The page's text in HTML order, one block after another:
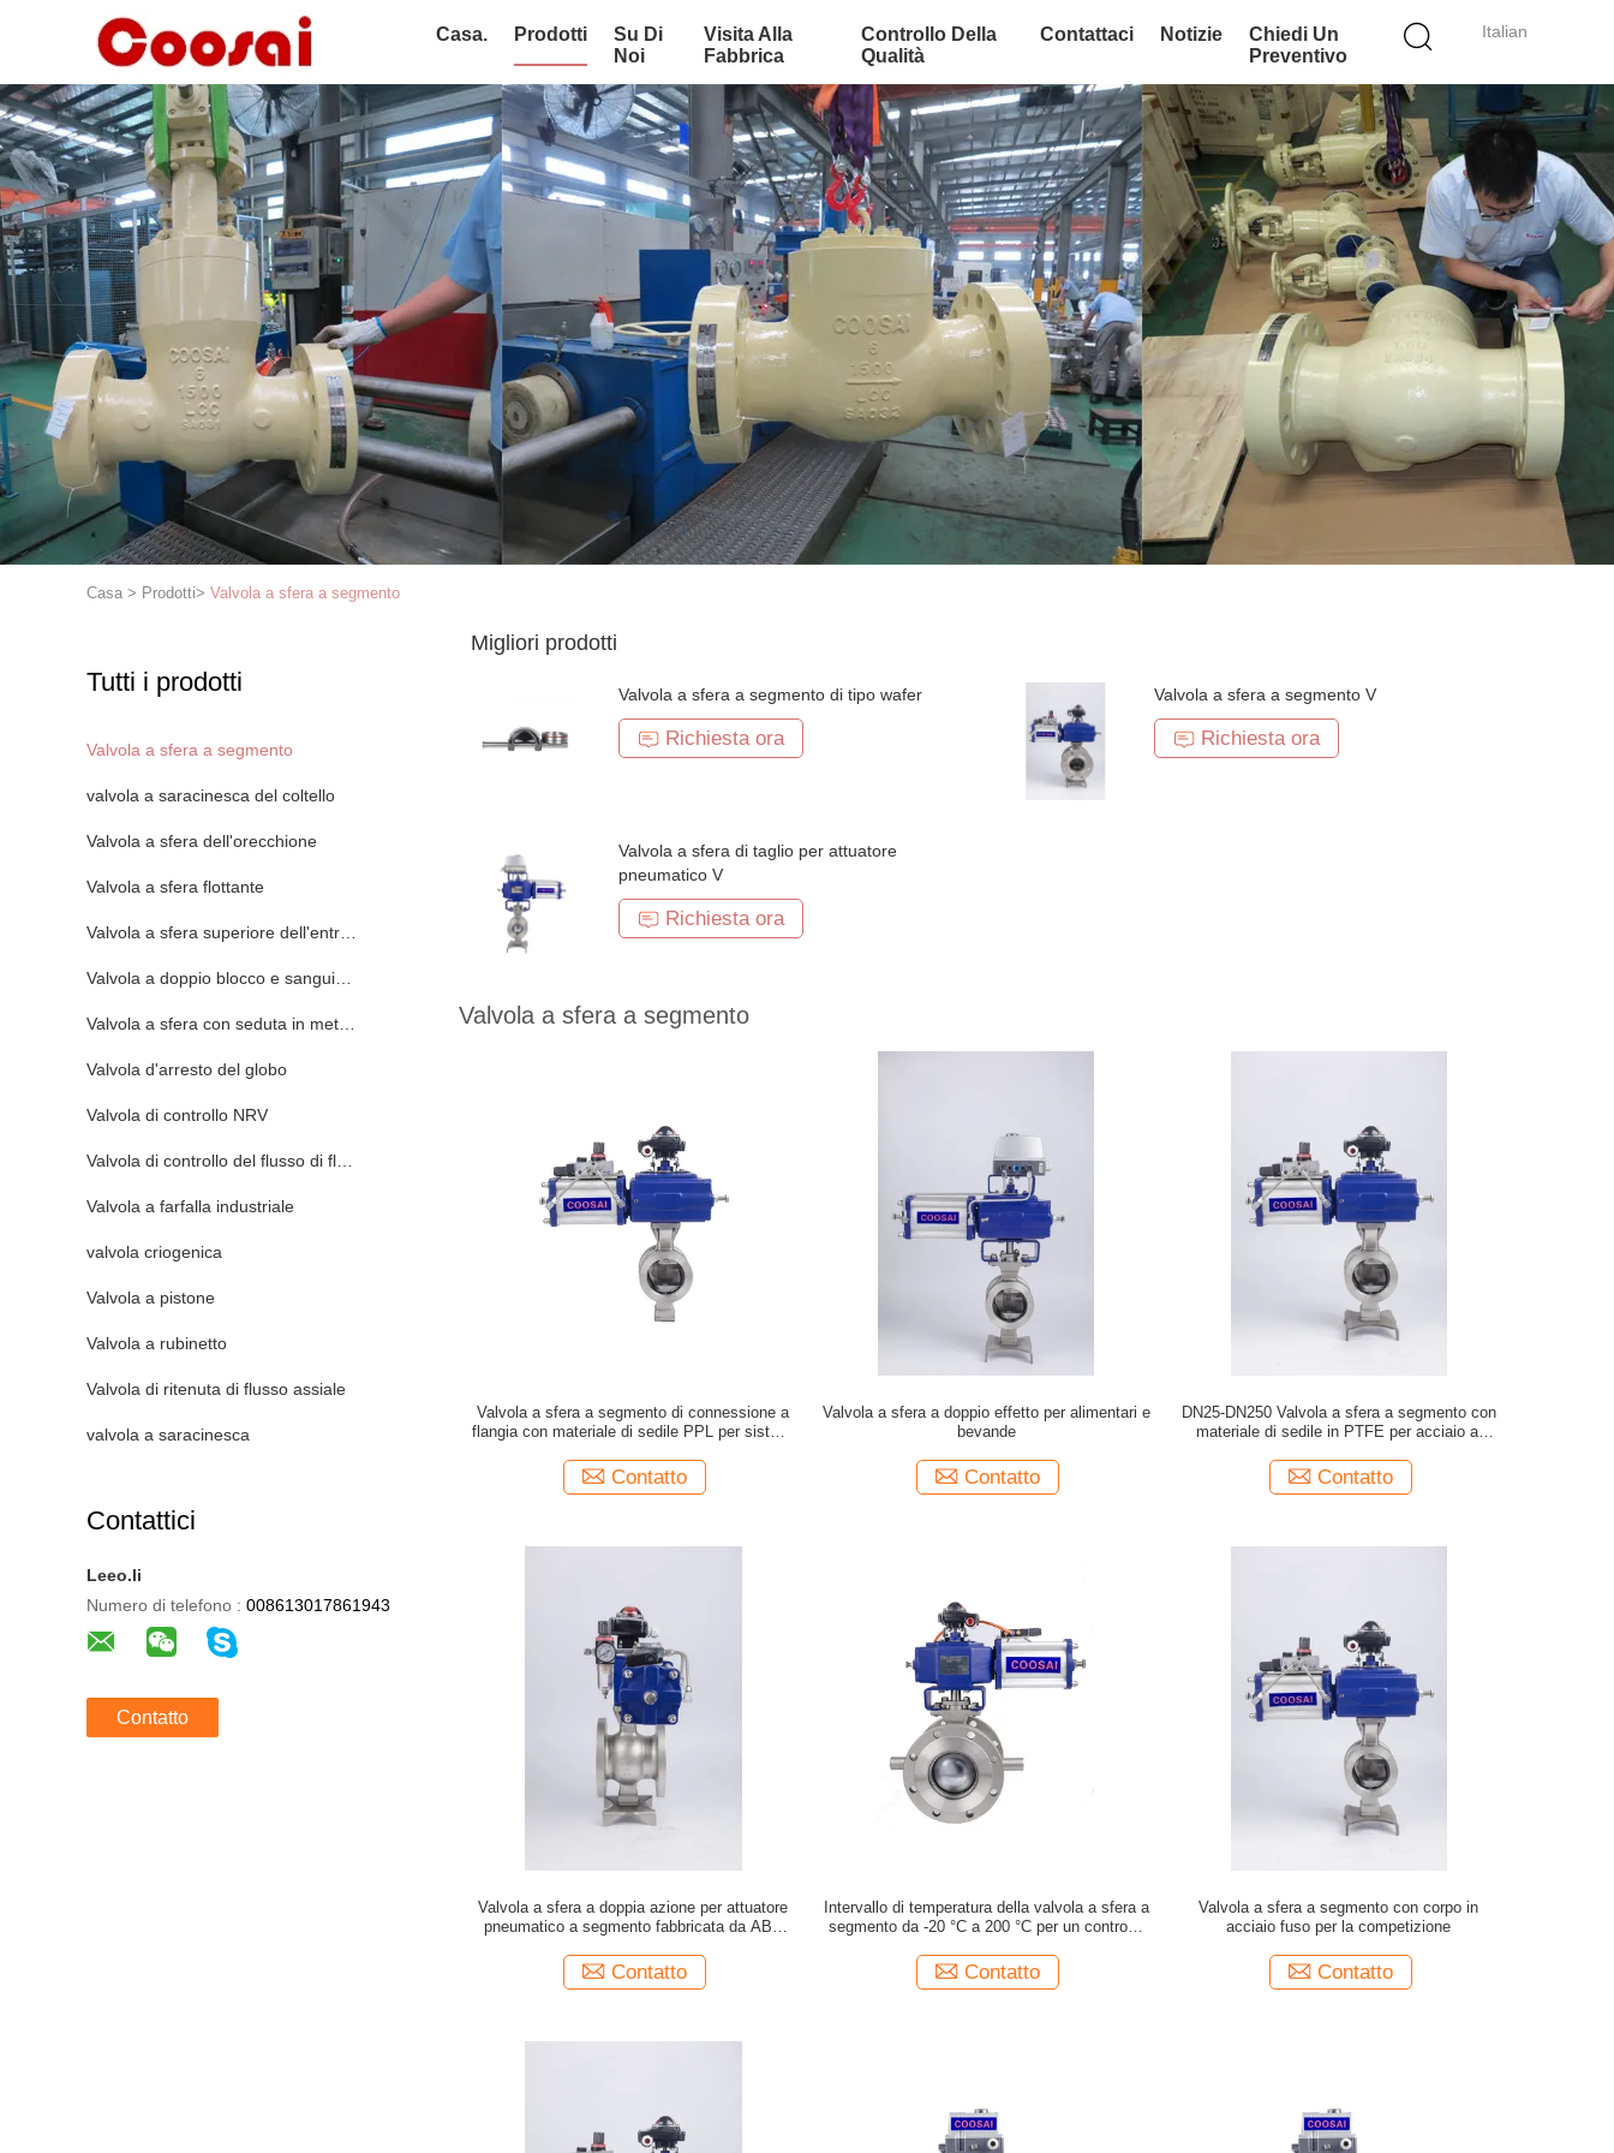
Italian
Casa. Prodotti
Su Di
Noi
Visita Alla
Fabbrica
Controllo Della
Qualità
Contattaci Notizie
Chiedi Un
Preventivo
Casa > Prodotti> Valvola a sfera a segmento
Tutti i prodotti
Valvola a sfera a segmento
valvola a saracinesca del coltello
Valvola a sfera dell'orecchione
Valvola a sfera flottante
Valvola d'arresto del globo
Valvola di controllo NRV
Valvola a farfalla industriale
valvola criogenica
Valvola a pistone
Valvola a rubinetto
Valvola di ritenuta di flusso assiale
valvola a saracinesca
Contattici
Leeo.li
Numero di telefono : 008613017861943
Contatto
Migliori prodotti
Valvola a sfera a segmento di tipo wafer
Richiesta ora
Valvola a sfera a segmento V
Richiesta ora
Valvola a sfera di taglio per attuatore
pneumatico V
Richiesta ora
Valvola a sfera a segmento
Valvola a sfera a segmento di connessione a
flangia con materiale di sedile PPL per sistemi
Contatto
Valvola a sfera a doppio effetto per alimentari e
bevande
Contatto
DN25-DN250 Valvola a sfera a segmento con
materiale di sedile in PTFE per acciaio al
Contatto
Valvola a sfera a doppia azione per attuatore
pneumatico a segmento fabbricata da ABC
Contatto
Intervallo di temperatura della valvola a sfera a
segmento da -20 °C a 200 °C per un controllo
Contatto
Valvola a sfera a segmento con corpo in
acciaio fuso per la competizione
Contatto